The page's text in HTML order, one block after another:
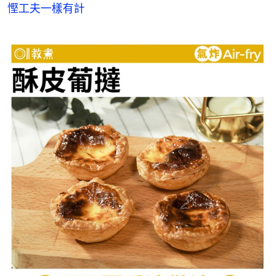
慳工夫一樣有計